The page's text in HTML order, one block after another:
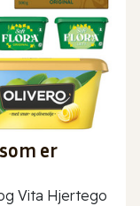
er
Vita Hjertego